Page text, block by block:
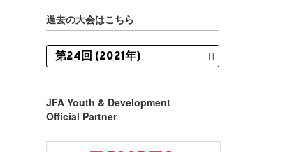
過去の大会はこちら
JFA Youth & Development
Official Partner